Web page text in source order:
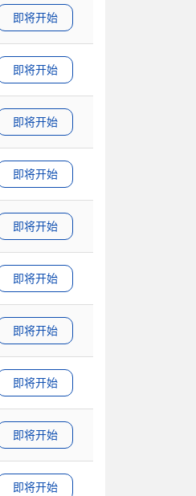
即将开始
即将开始
即将开始
即将开始
即将开始
即将开始
即将开始
即将开始
即将开始
即将开始